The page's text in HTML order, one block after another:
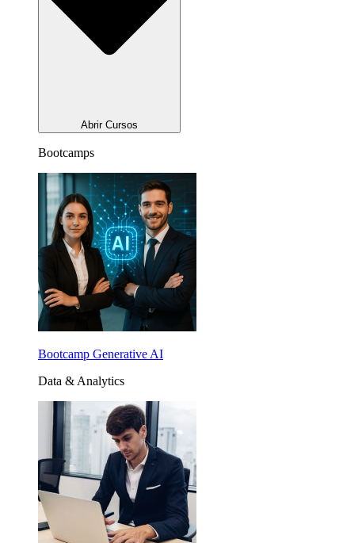
Abrir Cursos
Bootcamps
Bootcamp Generative AI
Data & Analytics